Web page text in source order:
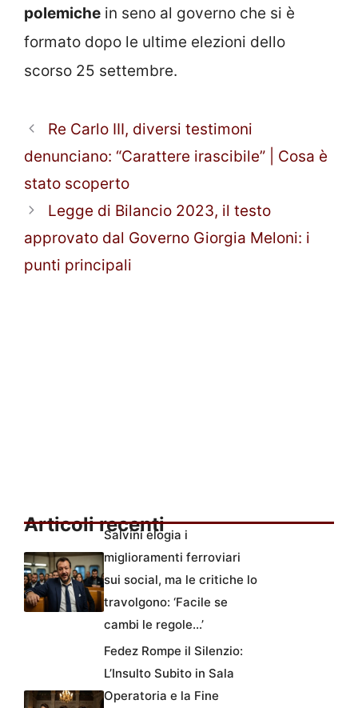
polemiche in seno al governo che si è
formato dopo le ultime elezioni dello
scorso 25 settembre.
Re Carlo III, diversi testimoni
denunciano: “Carattere irascibile” | Cosa è
stato scoperto
Legge di Bilancio 2023, il testo
approvato dal Governo Giorgia Meloni: i
punti principali
Articoli recenti
Salvini elogia i
miglioramenti ferroviari
sui social, ma le critiche lo
travolgono: ‘Facile se
cambi le regole…’
Fedez Rompe il Silenzio:
L’Insulto Subito in Sala
Operatoria e la Fine